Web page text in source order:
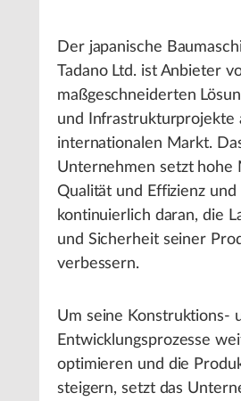
Der japanische
Tadano Ltd. ist Anbieter
maßgeschneiderten
und Infrastrukturprojekte
internationalen Markt.
Unternehmen setzt hohe
Qualität und Effizienz
kontinuierlich daran, die
und Sicherheit seiner
verbessern.
Um seine Konstruktions-
Entwicklungsprozesse
optimieren und die
steigern, setzt das